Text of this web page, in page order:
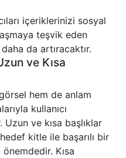
içeriklerinizi sosyal
teşvik eden
da artıracaktır.
ve Kısa
hem de anlam
kullanıcı
ve kısa başlıklar
kitle ile başarılı bir
Kısa